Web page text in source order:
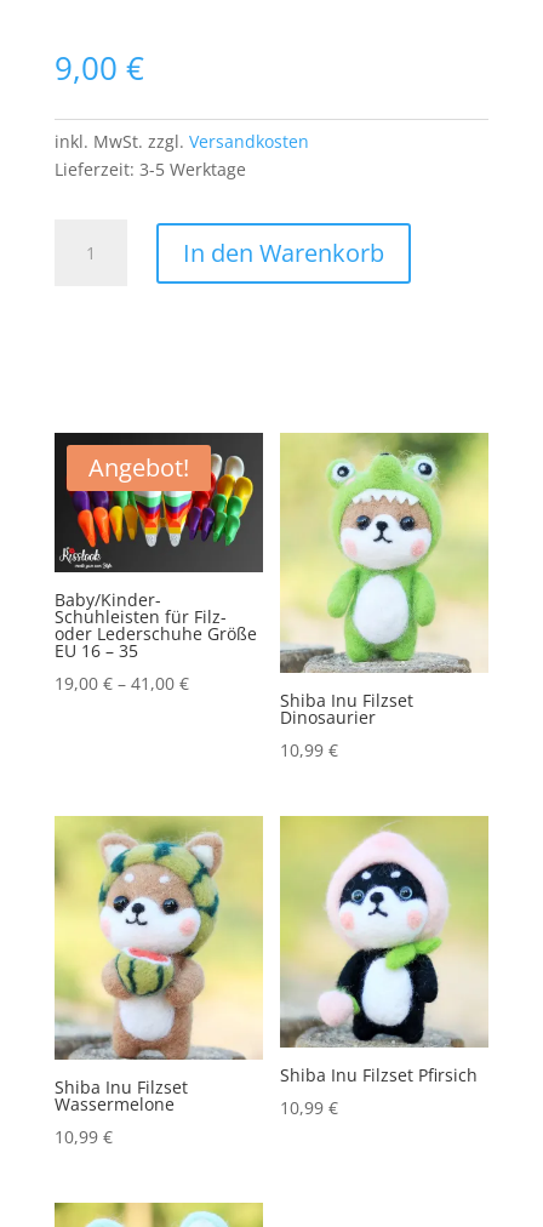
9,00 €
inkl. MwSt. zzgl. Versandkosten
Lieferzeit: 3-5 Werktage
Feelgood
Joint
Weed
Medikamente
Menge
In den Warenkorb
Angebot!
Baby/Kinder-
Schuhleisten für Filz-
oder Lederschuhe Größe
EU 16 – 35
19,00 €– 41,00 €
Shiba Inu Filzset
Dinosaurier
10,99€
Shiba Inu Filzset
Wassermelone
10,99 €
Shiba Inu Filzset Pfirsich
10,99€